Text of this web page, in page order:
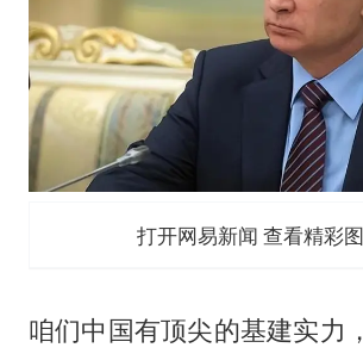
打开网易新闻 查看精彩
咱们中国有顶尖的基建实力